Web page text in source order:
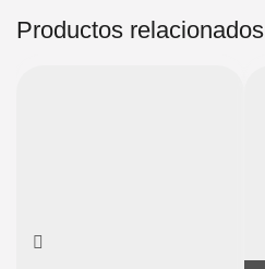
Productos relacionados